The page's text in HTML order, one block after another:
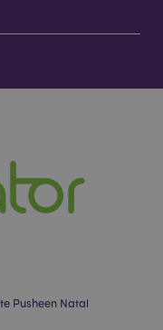
Pusheen Natal